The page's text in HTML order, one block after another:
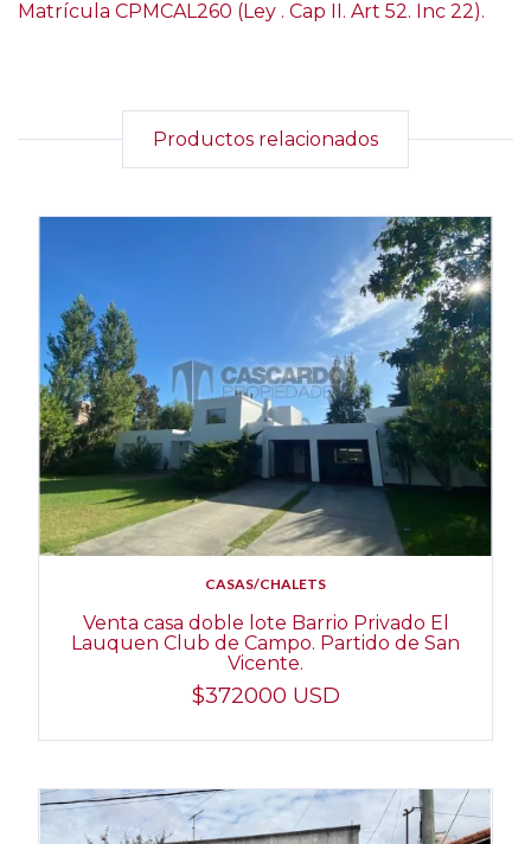
Matrícula CPMCAL260 (Ley . Cap II. Art 52. Inc 22).
Productos relacionados
CASAS/CHALETS
Venta casa doble lote Barrio Privado El
Lauquen Club de Campo. Partido de San
Vicente.
$372000 USD